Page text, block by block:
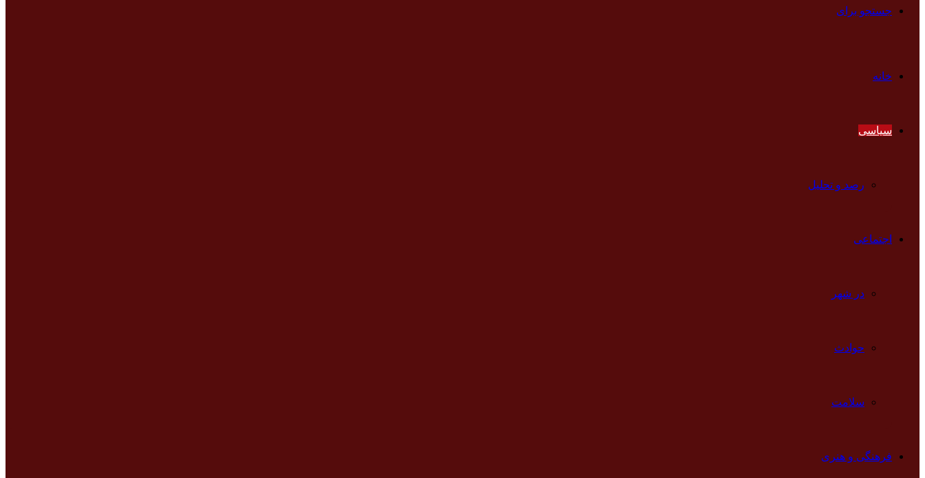
جستجو برای
خانه
سیاسی
رصد و تحلیل
اجتماعی
در شهر
حوادث
سلامت
فرهنگی و هنری